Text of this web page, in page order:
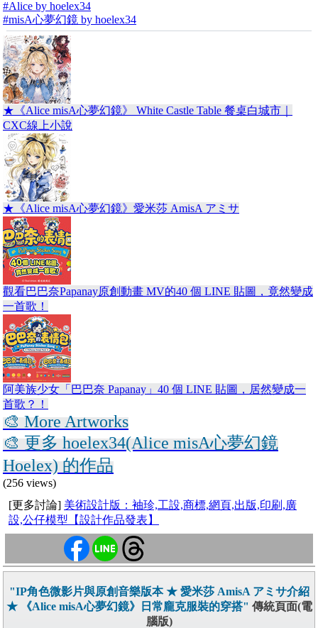
#Alice by hoelex34
#misA心夢幻鏡 by hoelex34
★《Alice misA心夢幻鏡》 White Castle Table 餐桌白城市｜
CXC線上小說
★《Alice misA心夢幻鏡》愛米莎 AmisA アミサ
觀看巴巴奈Papanay原創動畫 MV的40 個 LINE 貼圖，竟然變成
一首歌！
阿美族少女「巴巴奈 Papanay」40 個 LINE 貼圖，居然變成一
首歌？！
🎨 More Artworks
🎨 更多 hoelex34(Alice misA心夢幻鏡
Hoelex) 的作品
(256 views)
[更多討論] 美術設計版：袖珍,工設,商標,網頁,出版,印刷,廣
設,公仔模型【設計作品發表】
"IP角色微影片與原創音樂版本 ★ 愛米莎 AmisA アミサ介紹
★ 《Alice misA心夢幻鏡》日常龐克服裝的穿搭" 傳統頁面(電
腦版)